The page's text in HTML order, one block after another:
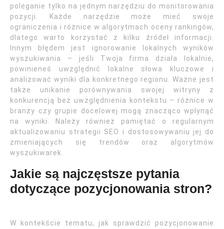
poleganie tylko na jednym narzędziu do monitorowania
pozycji. Każde narzędzie może mieć swoje
ograniczenia i różnice w algorytmach oceny rankingów,
dlatego warto korzystać z kilku źródeł informacji.
Innym błędem jest ignorowanie lokalnych wyników
wyszukiwania – jeśli Twoja firma działa lokalnie,
powinieneś uwzględnić lokalne słowa kluczowe i
analizować wyniki dla konkretnego regionu. Ważne jest
także unikanie porównywania swojej witryny z
konkurencją bez uwzględnienia kontekstu – różnice w
branży czy grupie docelowej mogą znacząco wpłynąć
na wyniki. Należy również pamiętać o regularnym
aktualizowaniu strategii SEO i dostosowywaniu jej do
zmieniających się trendów oraz algorytmów
wyszukiwarek.
Jakie są najczęstsze pytania
dotyczące pozycjonowania stron?
W kontekście tematu, jak sprawdzić pozycjonowanie